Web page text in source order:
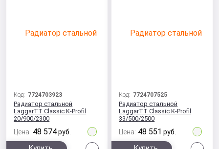
Код: 7724703923
Радиатор стальной
LaggarTT Classic K-Profil
20/900/2300
Цена: 48 574 руб.
Код: 7724707525
Радиатор стальной
LaggarTT Classic K-Profil
33/500/2500
Цена: 48 551 руб.